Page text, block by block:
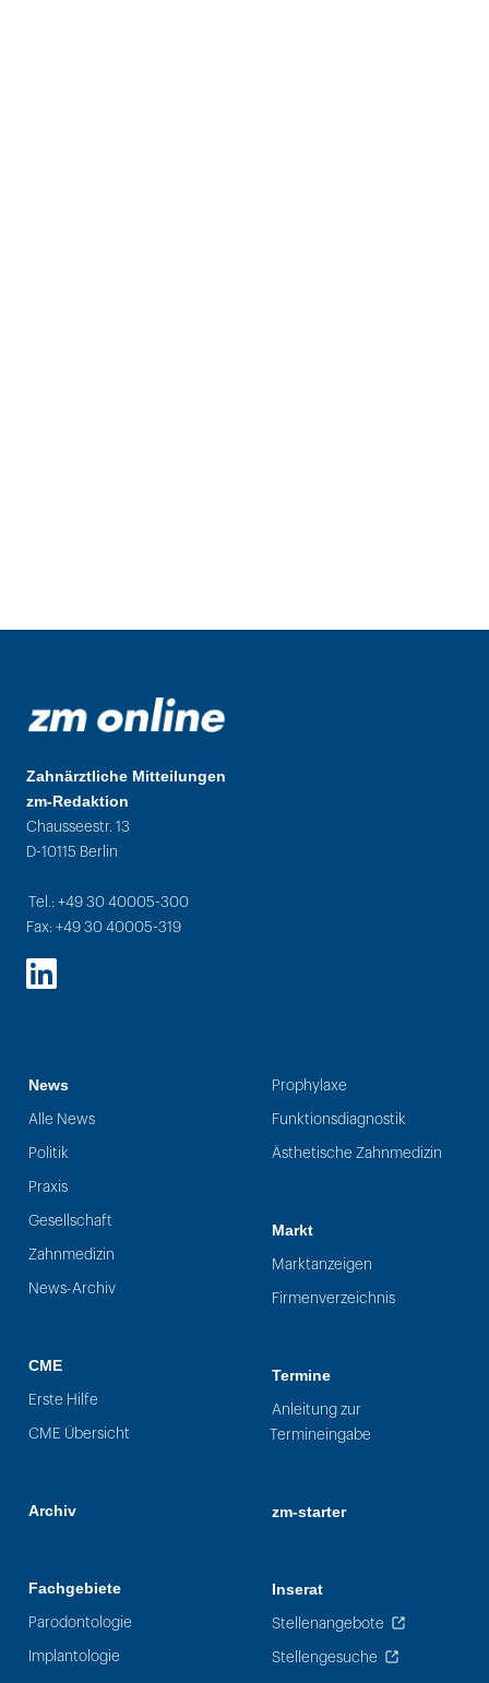
Zahnärztliche Mitteilungen
zm-Redaktion
Chausseestr. 13
D-10115 Berlin
Tel.: +49 30 40005-300
Fax: +49 30 40005-319
LinkedIn
News
Alle News
Politik
Praxis
Gesellschaft
Zahnmedizin
News-Archiv
CME
Erste Hilfe
CME Übersicht
Archiv
Fachgebiete
Parodontologie
Implantologie
Prophylaxe
Funktionsdiagnostik
Ästhetische Zahnmedizin
Markt
Marktanzeigen
Firmenverzeichnis
Termine
Anleitung zur
Termineingabe
zm-starter
Inserat
Stellenangebote
Stellengesuche